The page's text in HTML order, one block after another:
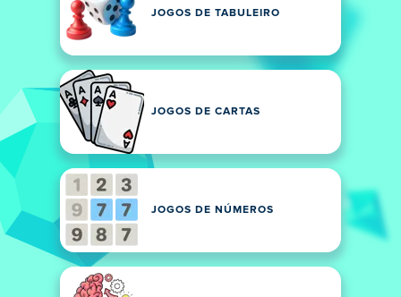
JOGOS DE TABULEIRO
JOGOS DE CARTAS
JOGOS DE NÚMEROS